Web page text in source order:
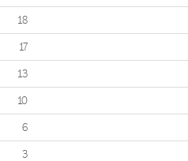
18
17
13
10
6
3